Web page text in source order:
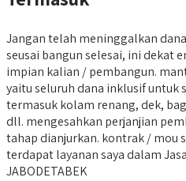
Jangan telah meninggalkan
seusai bangun selesai, ini dekat
impian kalian / pembangun.
yaitu seluruh dana inklusif untuk
termasuk kolam renang, dek,
dll. mengesahkan perjanjian
tahap dianjurkan. kontrak / mou
terdapat layanan saya dalam
JABODETABEK